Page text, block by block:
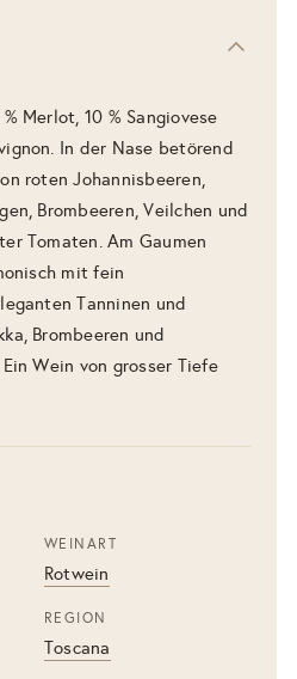
Merlot, 10 % Sangiovese
In der Nase betörend
roten Johannisbeeren,
Brombeeren, Veilchen und
Tomaten. Am Gaumen
mit fein
Tanninen und
Brombeeren und
Wein von grosser Tiefe
WEINART
Rotwein
REGION
Toscana